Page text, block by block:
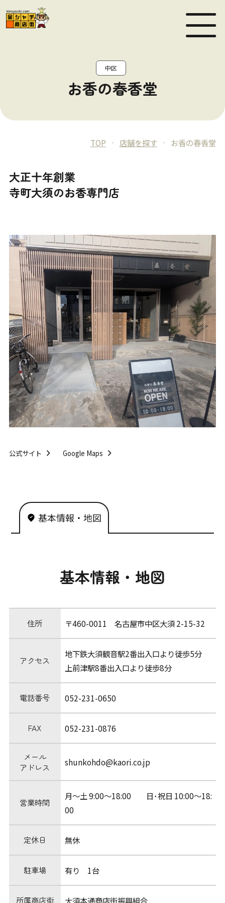
中区
お香の春香堂
TOP 店舗を探す お香の春香堂
大正十年創業
寺町大須のお香専門店
公式サイト Google Maps
基本情報・地図
基本情報・地図
住所 〒460-0011 名古屋市中区大須 2-15-32
アクセス
地下鉄大須観音駅2番出入口より徒歩5分
上前津駅8番出入口より徒歩8分
電話番号 052-231-0650
FAX 052-231-0876
メール
アドレス
shunkohdo@kaori.co.jp
営業時間
月～土 9:00～18:00 日･祝日 10:00～18:
00
定休日 無休
駐車場 有り 1台
所属商店街 大須本通商店街振興組合